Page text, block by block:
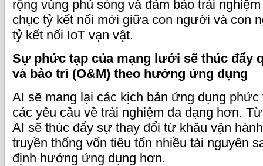
rộng vùng phủ sóng và đảm bảo trải
chục tỷ kết nối mới giữa con người và con
tỷ kết nối IoT vạn vật.
Sự phức tạp của mạng lưới sẽ thúc đẩy
và bảo trì (O&M) theo hướng ứng dụng
AI sẽ mang lại các kịch bản ứng dụng
các yêu cầu về trải nghiệm đa dạng hơn.
AI sẽ thúc đẩy sự thay đổi từ khâu vận
truyền thống vốn tiêu tốn nhiều tài nguyên
định hướng ứng dụng hơn.